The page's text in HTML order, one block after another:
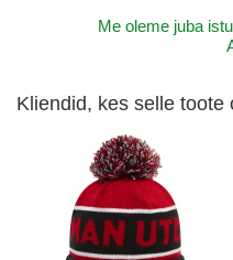
Me oleme juba
Kliendid, kes selle toote